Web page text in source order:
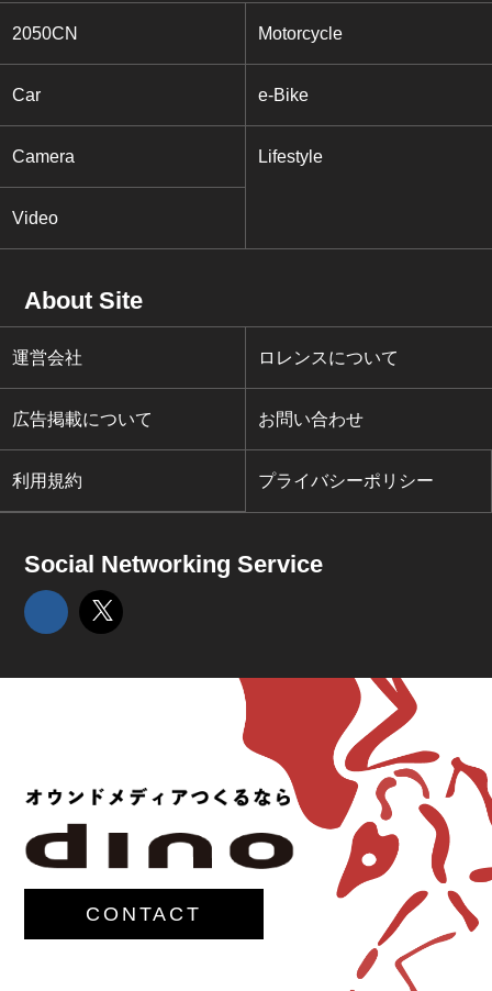
2050CN Motorcycle
Car e-Bike
Camera Lifestyle
Video
About Site
運営会社 ロレンスについて
広告掲載について お問い合わせ
利用規約 プライバシーポリシー
Social Networking Service
CONTACT